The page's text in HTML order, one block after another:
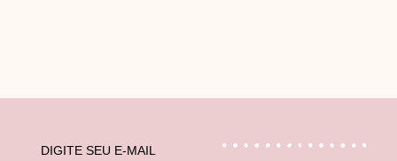
DIGITE SEU E-MAIL